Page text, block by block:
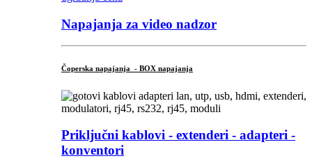
Napajanja za video nadzor
Čoperska napajanja - BOX napajanja
Priključni kablovi - extenderi - adapteri -
konventori